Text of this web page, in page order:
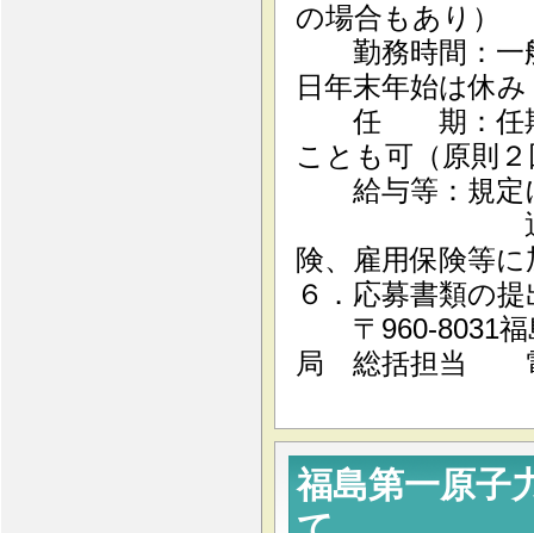
の場合もあり）
勤務時間：一
日年末年始は休み
任 期：任期は
ことも可（原則
給与等：規定
通勤手当、
険、雇用保険等に
６．応募書類の
〒960-8031
局 総括担当
福島第一原子